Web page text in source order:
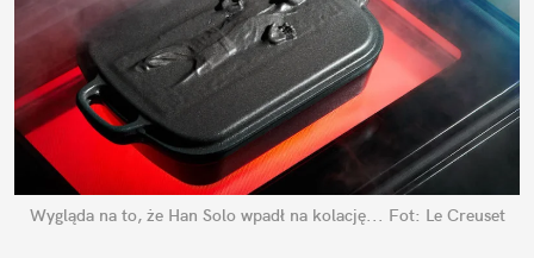
Wygląda na to, że Han Solo wpadł na kolację... Fot: Le Creuset